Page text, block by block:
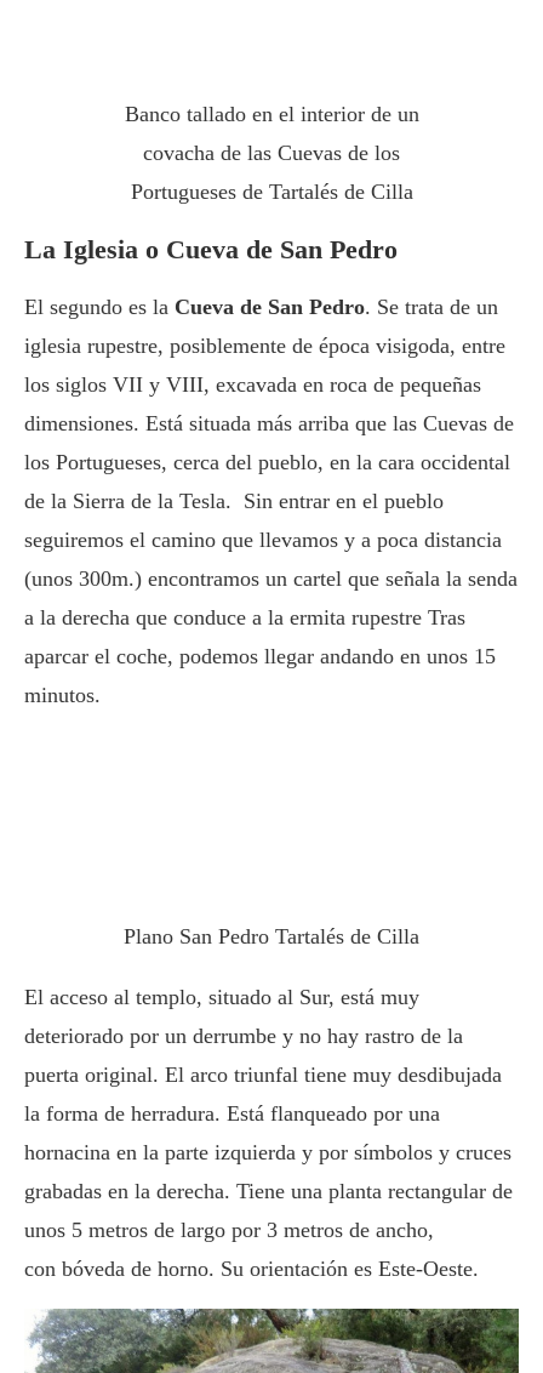
Banco tallado en el interior de un
covacha de las Cuevas de los
Portugueses de Tartalés de Cilla
La Iglesia o Cueva de San Pedro
El segundo es la Cueva de San Pedro. Se trata de un
iglesia rupestre, posiblemente de época visigoda, entre
los siglos VII y VIII, excavada en roca de pequeñas
dimensiones. Está situada más arriba que las Cuevas de
los Portugueses, cerca del pueblo, en la cara occidental
de la Sierra de la Tesla. Sin entrar en el pueblo
seguiremos el camino que llevamos y a poca distancia
(unos 300m.) encontramos un cartel que señala la senda
a la derecha que conduce a la ermita rupestre Tras
aparcar el coche, podemos llegar andando en unos 15
minutos.
Plano San Pedro Tartalés de Cilla
El acceso al templo, situado al Sur, está muy
deteriorado por un derrumbe y no hay rastro de la
puerta original. El arco triunfal tiene muy desdibujada
la forma de herradura. Está flanqueado por una
hornacina en la parte izquierda y por símbolos y cruces
grabadas en la derecha. Tiene una planta rectangular de
unos 5 metros de largo por 3 metros de ancho,
con bóveda de horno. Su orientación es Este-Oeste.